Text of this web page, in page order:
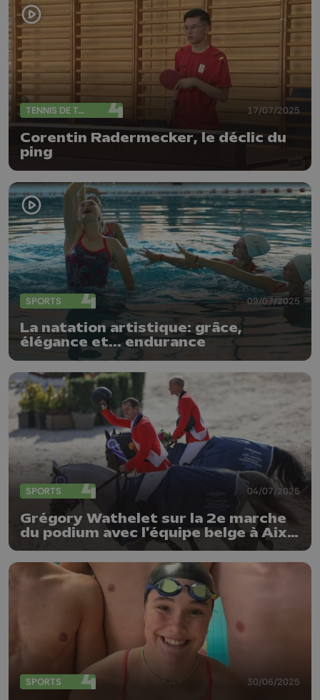
TENNIS DE TABLE 17/07/2025
Corentin Radermecker, le déclic du
ping
SPORTS 09/07/2025
La natation artistique: grâce,
élégance et... endurance
SPORTS 04/07/2025
Grégory Wathelet sur la 2e marche
du podium avec l'équipe belge à Aix-
la-Chapelle
SPORTS 30/06/2025